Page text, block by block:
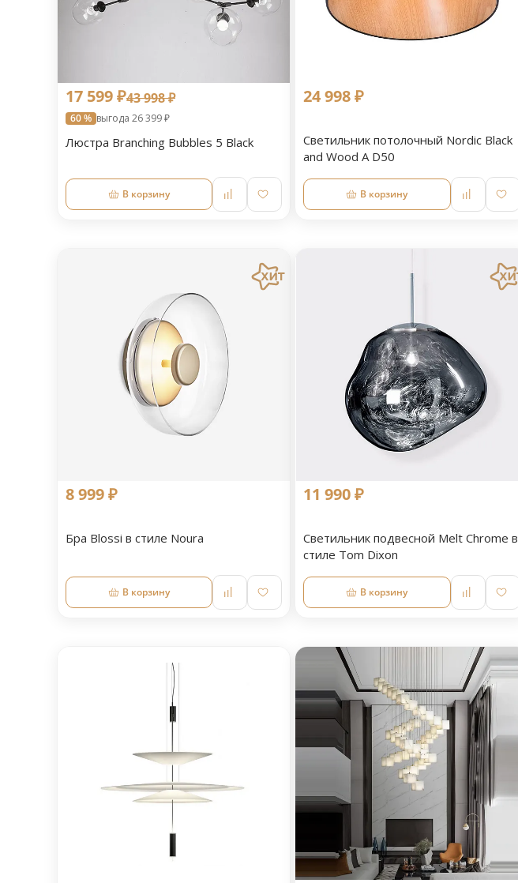
17 599 ₽43 998 ₽
60 % выгода 26 399 ₽
Люстра Branching Bubbles 5 Black
В корзину
24 998 ₽
Светильник потолочный Nordic Black
and Wood A D50
В корзину
8 999 ₽
Бра Blossi в стиле Noura
В корзину
11 990 ₽
Светильник подвесной Melt Chrome в
стиле Tom Dixon
В корзину